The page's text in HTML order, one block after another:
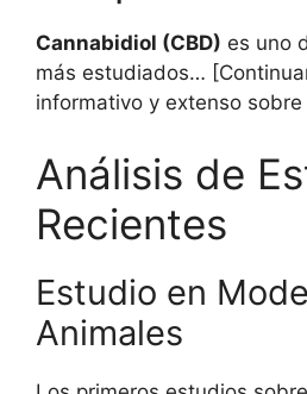
Cannabidiol (CBD) es uno
más estudiados…
informativo y extenso
Análisis de
Recientes
Estudio en
Animales